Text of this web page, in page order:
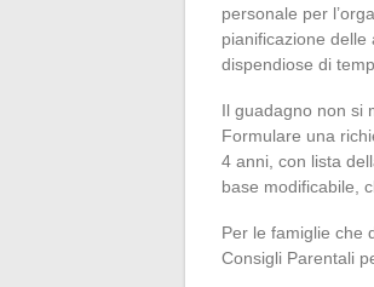
personale per
pianificazione
dispendiose di
Il guadagno non si
Formulare una
4 anni, con lista
base modificabile,
Per le famiglie che
Consigli Parentali